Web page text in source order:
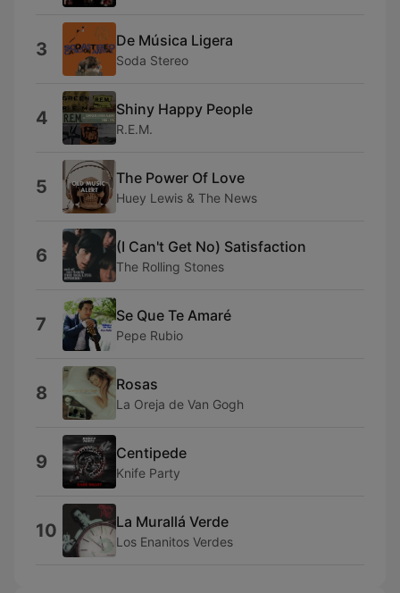
3 De Música Ligera
Soda Stereo
4 Shiny Happy People
R.E.M.
5 The Power Of Love
Huey Lewis & The News
6 (I Can't Get No) Satisfaction
The Rolling Stones
7 Se Que Te Amaré
Pepe Rubio
8 Rosas
La Oreja de Van Gogh
9 Centipede
Knife Party
10 La Murallá Verde
Los Enanitos Verdes